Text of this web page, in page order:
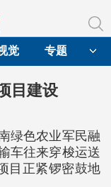
觉 专题
目建设
绿色农业军民融
车往来穿梭运送
目正紧锣密鼓地